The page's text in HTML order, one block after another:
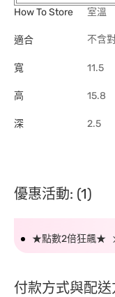
How To Store
室溫
適合 不含
寬 11.5
高 15.8
深 2.5
優惠活動: (1)
★點數2倍狂飆★
付款方式與配